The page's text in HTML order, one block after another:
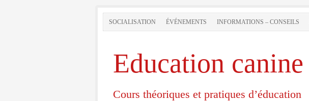
SOCIALISATION ÉVÉNEMENTS INFORMATIONS – CONSEILS
Education canine
Cours théoriques et pratiques d’éducation